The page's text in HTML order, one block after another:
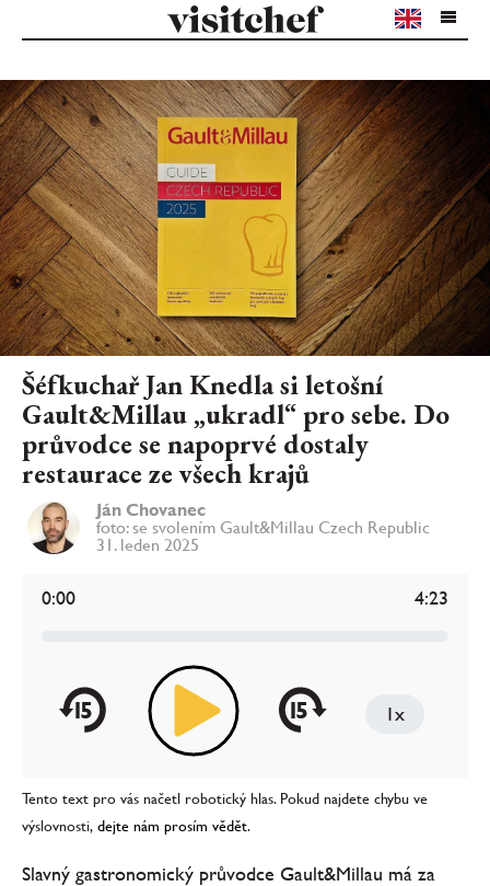
Šéfkuchař Jan Knedla si letošní
Gault&Millau „ukradl“ pro sebe. Do
průvodce se napoprvé dostaly
restaurace ze všech krajů
Ján Chovanec
foto: se svolením Gault&Millau Czech Republic
31. leden 2025
15 15
0:00 4:23
1x
Tento text pro vás načetl robotický hlas. Pokud najdete chybu ve
výslovnosti, dejte nám prosím vědět.
Slavný gastronomický průvodce Gault&Millau má za